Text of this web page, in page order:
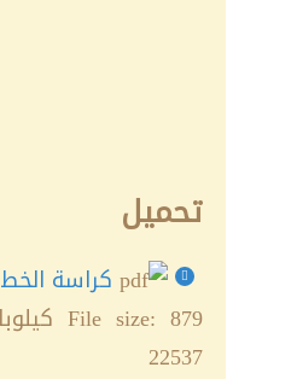
تحميل
كراسة الخط
File size: 879 كيلوبايت
22537